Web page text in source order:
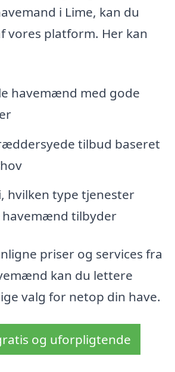
i Lime, kan du
vores platform. Her kan
havemænd med gode
tilbud baseret
hvilken type tjenester
tilbyder
priser og services fra
kan du lettere
valg for netop din have.
og uforpligtende